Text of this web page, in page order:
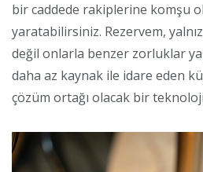
bir caddede rakiplerine komşu
yaratabilirsiniz. Rezervem,
değil onlarla benzer zorluklar
daha az kaynak ile idare eden
çözüm ortağı olacak bir